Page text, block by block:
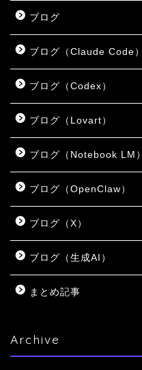
ブログ
ブログ（Claude Code）
ブログ（Codex）
ブログ（Lovart）
ブログ（Notebook LM）
ブログ（OpenClaw）
ブログ（X）
ブログ（生成AI）
まとめ記事
Archive